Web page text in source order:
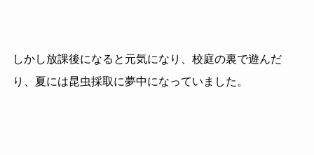
しかし放課後になると元気になり、校庭の裏で遊んだ
り、夏には昆虫採取に夢中になっていました。